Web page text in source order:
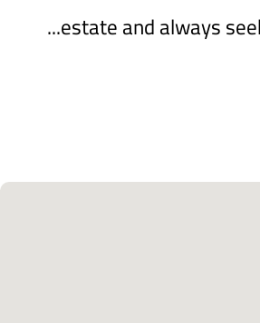
estate and always